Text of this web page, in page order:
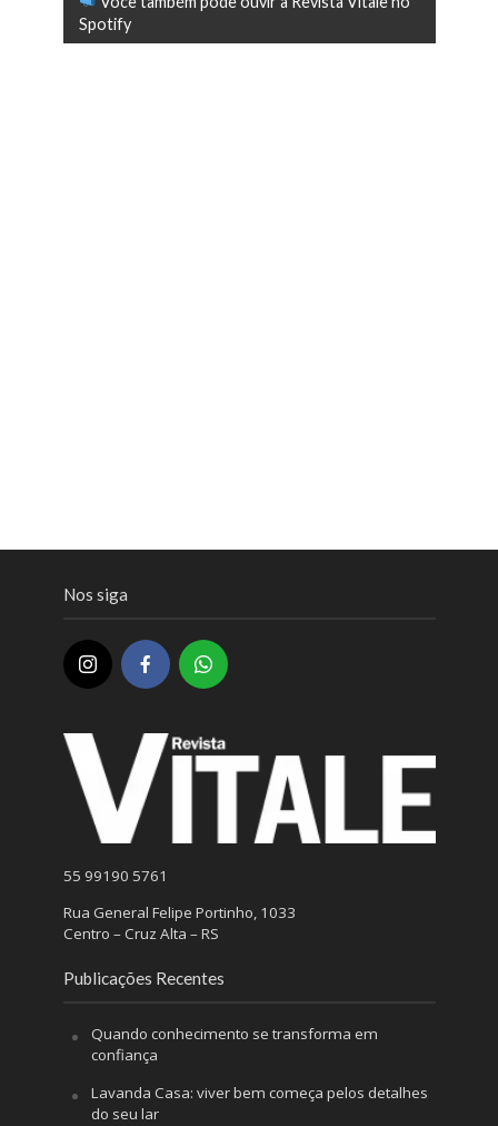
Spotify
Nos siga
55 99190 5761
Rua General Felipe Portinho, 1033
Centro – Cruz Alta – RS
Publicações Recentes
Quando conhecimento se transforma em
confiança
Lavanda Casa: viver bem começa pelos detalhes
do seu lar